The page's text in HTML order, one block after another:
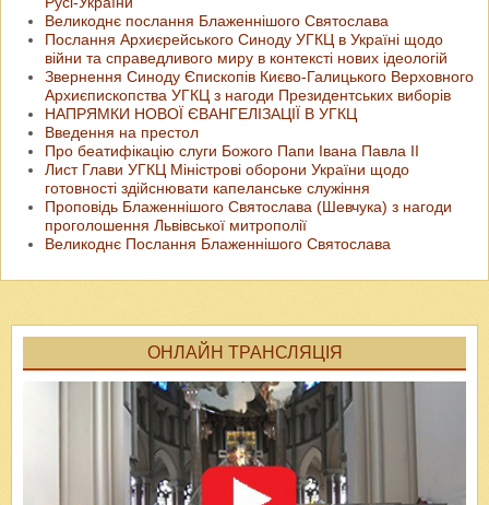
Великоднє послання Блаженнішого Cвятослава
Послання Архиєрейського Синоду УГКЦ в Україні щодо
війни та справедливого миру в контексті нових ідеологій
Звернення Синоду Єпископів Києво-Галицького Верховного
Архиєпископства УГКЦ з нагоди Президентських виборів
НАПРЯМКИ НОВОЇ ЄВАНГЕЛІЗАЦІЇ В УГКЦ
Введення на престол
Про беатифікацію слуги Божого Папи Івана Павла II
Лист Глави УГКЦ Міністрові оборони України щодо
готовності здійснювати капеланське служіння
Проповідь Блаженнішого Святослава (Шевчука) з нагоди
проголошення Львівської митрополії
Великоднє Послання Блаженнішого Святослава
ОНЛАЙН ТРАНСЛЯЦІЯ